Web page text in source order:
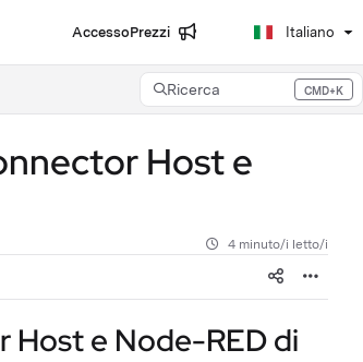
AccessoPrezzi Italiano
Ricerca CMD+K
Press CMD+K to open search
Host e
4 minuto/i letto/i
Host e Node-RED di